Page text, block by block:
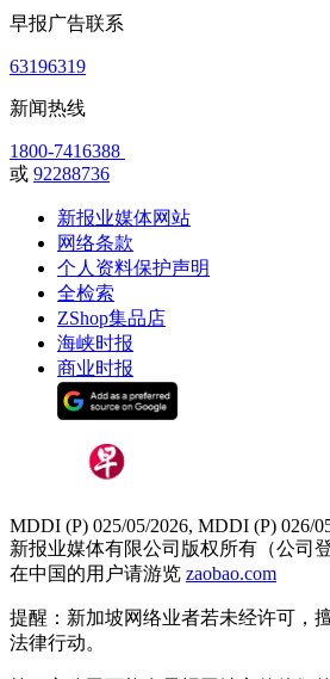
早报广告联系
63196319
新闻热线
1800-7416388
或 92288736
新报业媒体网站
网络条款
个人资料保护声明
全检索
ZShop集品店
海峡时报
商业时报
MDDI (P) 025/05/2026, MDDI (P) 026/
新报业媒体有限公司版权所有（公司登
在中国的用户请游览 zaobao.com
提醒：新加坡网络业者若未经许可，
法律行动。